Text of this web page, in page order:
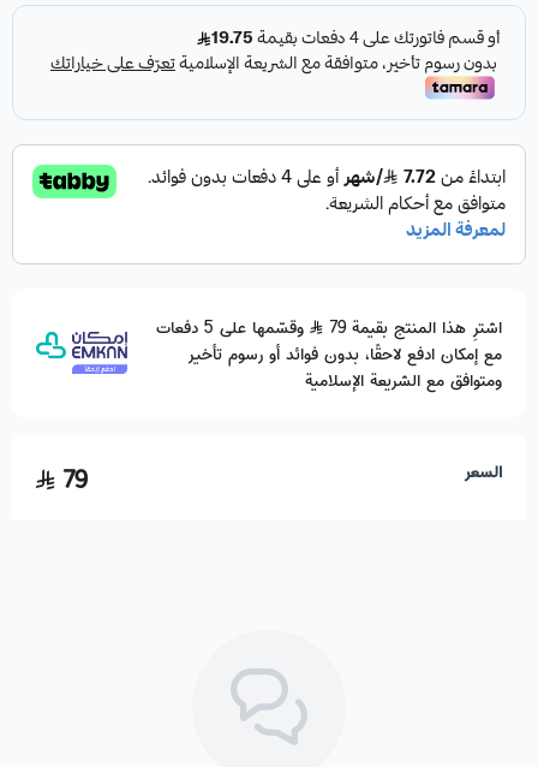
اشترِ هذا المنتج بقيمة 79
وقسّمها على 5 دفعات
مع إمكان ادفع لاحقًا، بدون فوائد أو رسوم تأخير
ومتوافق مع الشريعة الإسلامية
السعر 79